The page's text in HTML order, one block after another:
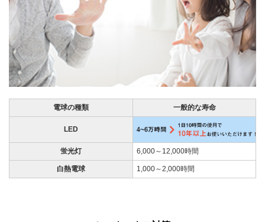
電球の種類 一般的な寿命
LED
蛍光灯 6,000～12,000時間
白熱電球 1,000～2,000時間